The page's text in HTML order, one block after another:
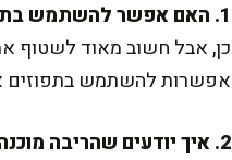
1. האם אפשר להשתמש בתפוזים לא אורגניים?
כן, אבל חשוב מאוד לשטוף
אפשרות להשתמש בתפוזים
2. איך יודעים שהריבה מוכנה?